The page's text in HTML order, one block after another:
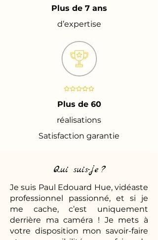
Plus de 7 ans
d’expertise
Plus de 60
réalisations
Satisfaction garantie
Qui suis-je ?
Je suis Paul Edouard Hue, vidéaste
professionnel passionné, et si je
me cache, c’est uniquement
derrière ma caméra ! Je mets à
votre disposition mon savoir-faire